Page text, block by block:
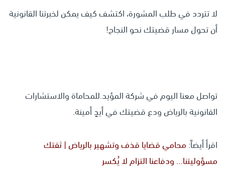
لا تتردد في طلب المشورة، اكتشف كيف يمكن لخبرتنا القانونية
أن تحول مسار قضيتك نحو النجاح!
تواصل معنا اليوم في شركة المؤيد.للمحاماة والاستشارات
القانونية بالرياض ودع قضيتك في أيدٍ أمينة.
اقرأ أيضاً: محامي قضايا قذف وتشهير بالرياض | ثقتك
مسؤوليتنا… ودفاعنا التزام لا يُكسر